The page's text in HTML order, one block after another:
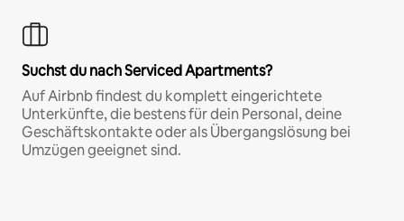
Suchst du nach Serviced Apartments?
Auf Airbnb findest du komplett eingerichtete
Unterkünfte, die bestens für dein Personal, deine
Geschäftskontakte oder als Übergangslösung bei
Umzügen geeignet sind.